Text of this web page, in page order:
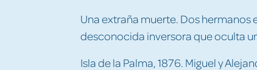
Una extraña muerte. Dos hermanos
desconocida inversora que oculta
Isla de la Palma, 1876. Miguel y